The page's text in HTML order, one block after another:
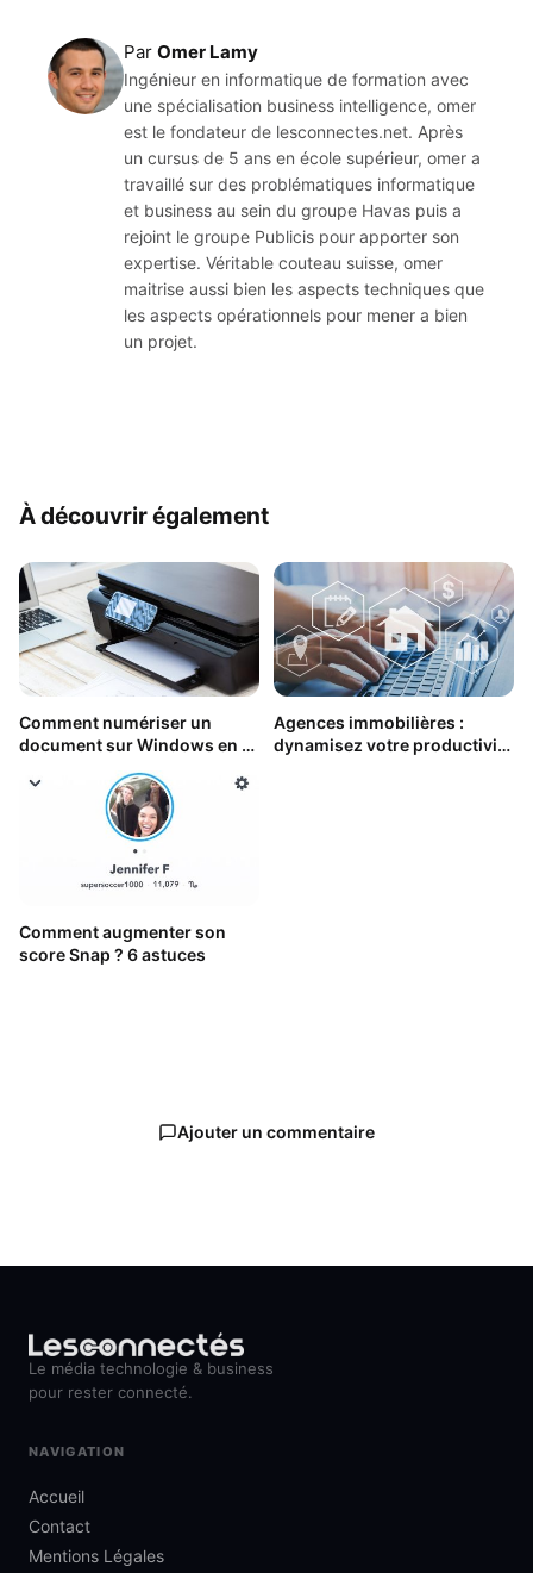
Par Omer Lamy
Ingénieur en informatique de formation avec
une spécialisation business intelligence, omer
est le fondateur de lesconnectes.net. Après
un cursus de 5 ans en école supérieur, omer a
travaillé sur des problématiques informatique
et business au sein du groupe Havas puis a
rejoint le groupe Publicis pour apporter son
expertise. Véritable couteau suisse, omer
maitrise aussi bien les aspects techniques que
les aspects opérationnels pour mener a bien
un projet.
À découvrir également
Comment numériser un
document sur Windows en 3
Agences immobilières :
dynamisez votre productivité
Comment augmenter son
score Snap ? 6 astuces
Ajouter un commentaire
Le média technologie & business
pour rester connecté.
NAVIGATION
Accueil
Contact
Mentions Légales